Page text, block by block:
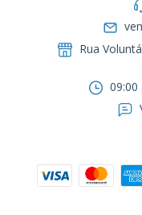
Rua
09:00